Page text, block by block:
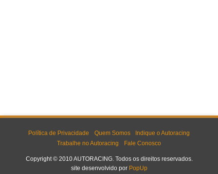
Política de Privacidade Quem Somos
Indique o Autoracing
Trabalhe no Autoracing
Fale Conosco
Copyright © 2010 AUTORACING. Todos os direitos reservados.
site desenvolvido por PopUp